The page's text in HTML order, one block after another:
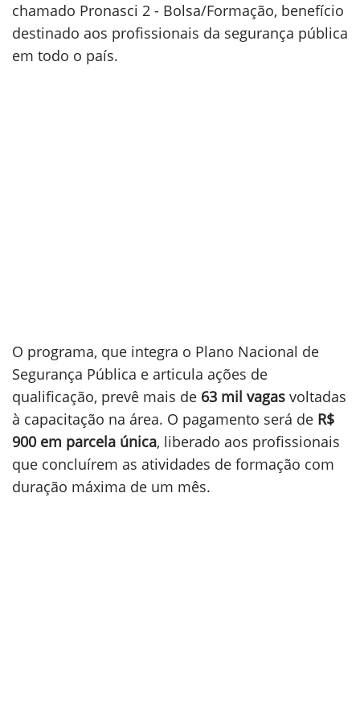
chamado Pronasci 2 - Bolsa/Formação, benefício
destinado aos profissionais da segurança pública
em todo o país.
O programa, que integra o Plano Nacional de
Segurança Pública e articula ações de
qualificação, prevê mais de 63 mil vagas voltadas
à capacitação na área. O pagamento será de R$
900 em parcela única, liberado aos profissionais
que concluírem as atividades de formação com
duração máxima de um mês.